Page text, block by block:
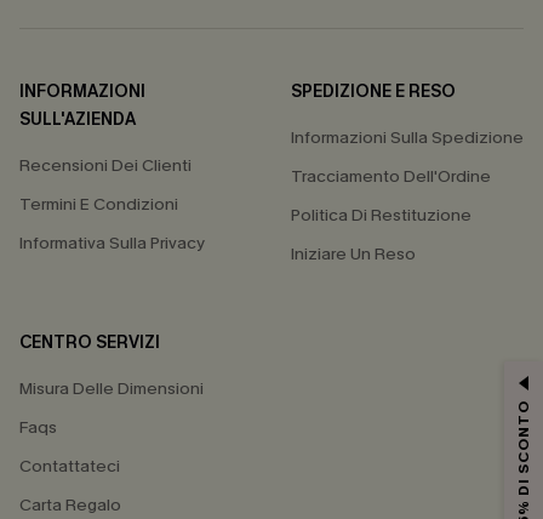
INFORMAZIONI
SULL'AZIENDA
Recensioni Dei Clienti
Termini E Condizioni
Informativa Sulla Privacy
SPEDIZIONE E RESO
Informazioni Sulla Spedizione
Tracciamento Dell'Ordine
Politica Di Restituzione
Iniziare Un Reso
CENTRO SERVIZI
Misura Delle Dimensioni
Faqs
Contattateci
Carta Regalo
15% DI SCONTO